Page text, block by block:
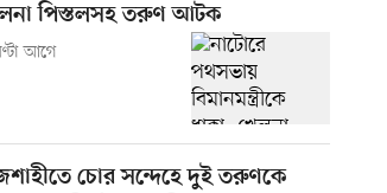
পিস্তলসহ তরুণ আটক
আগে
চোর সন্দেহে দুই তরুণকে